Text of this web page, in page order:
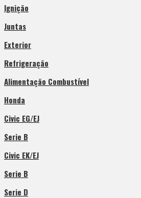
Ignição
Juntas
Exterior
Refrigeração
Alimentação Combustível
Honda
Civic EG/EJ
Serie B
Civic EK/EJ
Serie B
Serie D